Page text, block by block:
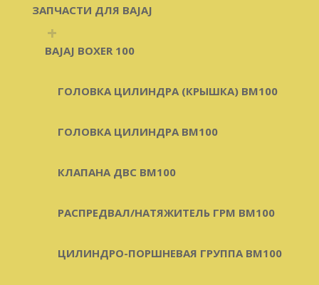
ЗАПЧАСТИ ДЛЯ BAJAJ
+
BAJAJ BOXER 100
ГОЛОВКА ЦИЛИНДРА (КРЫШКА) BM100
ГОЛОВКА ЦИЛИНДРА BM100
КЛАПАНА ДВС BM100
РАСПРЕДВАЛ/НАТЯЖИТЕЛЬ ГРМ BM100
ЦИЛИНДРО-ПОРШНЕВАЯ ГРУППА BM100